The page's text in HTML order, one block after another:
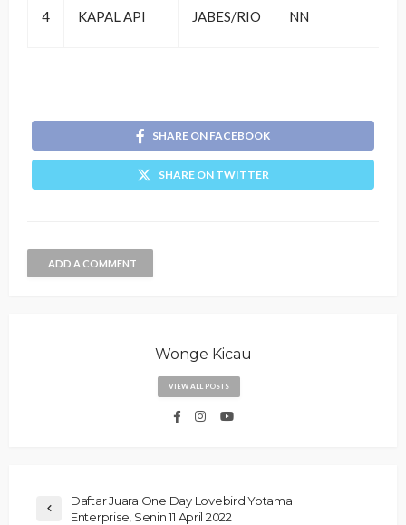
4 KAPAL API JABES/RIO NN
SHARE ON FACEBOOK
SHARE ON TWITTER
ADD A COMMENT
Wonge Kicau
VIEW ALL POSTS
Daftar Juara One Day Lovebird Yotama
Enterprise, Senin 11 April 2022